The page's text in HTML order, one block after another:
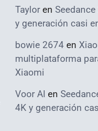
Taylor en
y generación casi
bowie 2674 en
multiplataforma
Xiaomi
Voor AI en
4K y generación